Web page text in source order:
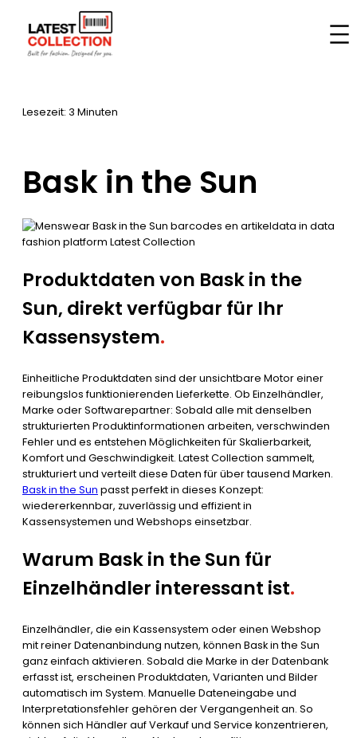
Inhalt
springen
Startseite–Marken
Lesezeit: 3 Minuten
Bask in the Sun
Produktdaten von Bask in the
Sun, direkt verfügbar für Ihr
Kassensystem.
Einheitliche Produktdaten sind der unsichtbare Motor einer
reibungslos funktionierenden Lieferkette. Ob Einzelhändler,
Marke oder Softwarepartner: Sobald alle mit denselben
strukturierten Produktinformationen arbeiten, verschwinden
Fehler und es entstehen Möglichkeiten für Skalierbarkeit,
Komfort und Geschwindigkeit. Latest Collection sammelt,
strukturiert und verteilt diese Daten für über tausend Marken.
Bask in the Sun passt perfekt in dieses Konzept:
wiedererkennbar, zuverlässig und effizient in
Kassensystemen und Webshops einsetzbar.
Warum Bask in the Sun für
Einzelhändler interessant ist.
Einzelhändler, die ein Kassensystem oder einen Webshop
mit reiner Datenanbindung nutzen, können Bask in the Sun
ganz einfach aktivieren. Sobald die Marke in der Datenbank
erfasst ist, erscheinen Produktdaten, Varianten und Bilder
automatisch im System. Manuelle Dateneingabe und
Interpretationsfehler gehören der Vergangenheit an. So
können sich Händler auf Verkauf und Service konzentrieren,